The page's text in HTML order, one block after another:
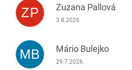
ZP Zuzana Pallová
Hodnotenie obchodu je 5
3.8.2026
MB Mário Bulejko
Hodnotenie obchodu je 5
29.7.2026